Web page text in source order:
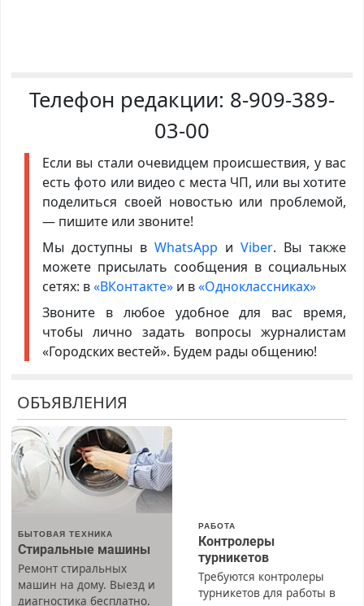
Телефон редакции: 8-909-389-
03-00
Если вы стали очевидцем происшествия, у вас
есть фото или видео с места ЧП, или вы хотите
поделиться своей новостью или проблемой,
— пишите или звоните!
Мы доступны в WhatsApp иViber. Вы также
можете присылать сообщения в социальных
сетях: в«ВКонтакте»и в«Одноклассниках»
Звоните в любое удобное для вас время,
чтобы лично задать вопросы журналистам
«Городских вестей». Будем рады общению!
ОБЪЯВЛЕНИЯ
БЫТОВАЯ ТЕХНИКА
Стиральные машины
Ремонт стиральных
машин на дому. Выезд и
диагностика бесплатно.
РАБОТА
Контролеры
турникетов
Требуются контролеры
турникетов для работы в